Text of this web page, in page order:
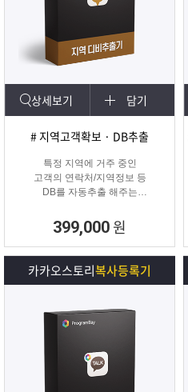
상세보기 담기
# 지역고객확보 · DB추출
특정 지역에 거주 중인
고객의 연락처/지역정보 등
DB를 자동추출 해주는
399,000 원
카카오스토리복사등록기